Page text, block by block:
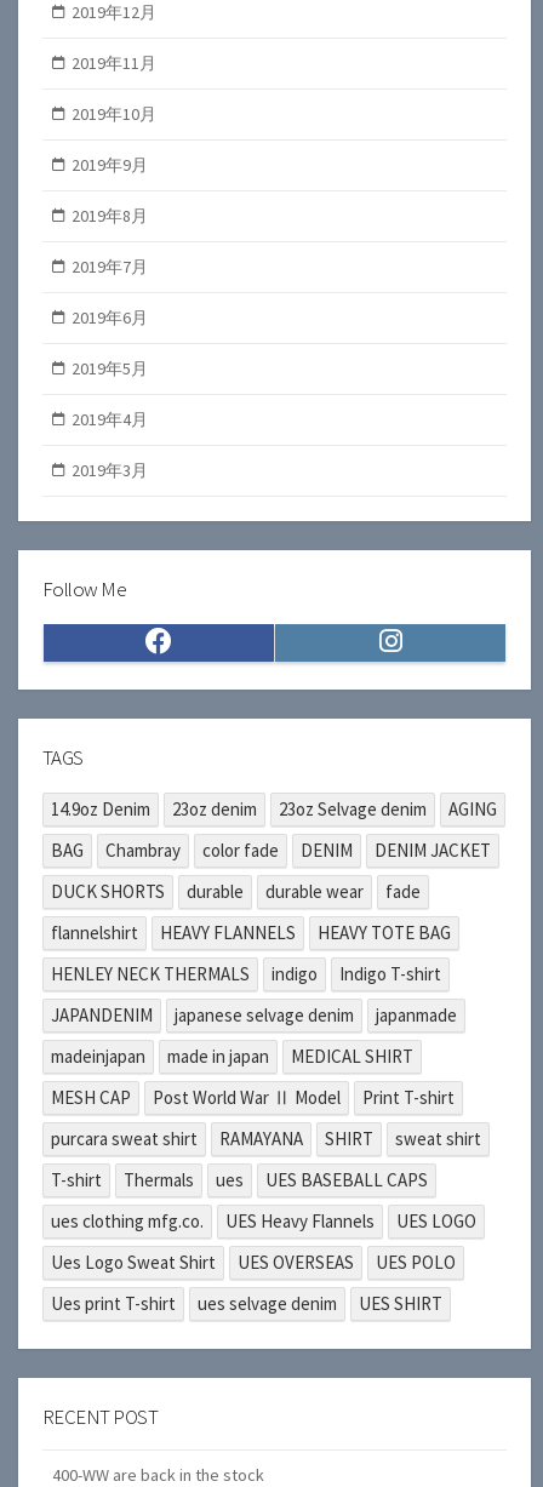
2019年12月
2019年11月
2019年10月
2019年9月
2019年8月
2019年7月
2019年6月
2019年5月
2019年4月
2019年3月
Follow Me
Facebook Instagram
TAGS
14.9oz Denim 23oz denim 23oz Selvage denim
AGING
BAG
Chambray color fade DENIM
DENIM JACKET
DUCK SHORTS
durable durable wear
fade
flannelshirt
HEAVY FLANNELS
HEAVY TOTE BAG
HENLEY NECK THERMALS
indigo
Indigo T-shirt
JAPANDENIM
japanese selvage denim
japanmade
madeinjapan
made in japan
MEDICAL SHIRT
MESH CAP
Post World War Ⅱ Model
Print T-shirt
purcara sweat shirt
RAMAYANA SHIRT
sweat shirt
T-shirt
Thermals ues
UES BASEBALL CAPS
ues clothing mfg.co.
UES Heavy Flannels
UES LOGO
Ues Logo Sweat Shirt
UES OVERSEAS
UES POLO
Ues print T-shirt
ues selvage denim UES SHIRT
RECENT POST
400-WW are back in the stock